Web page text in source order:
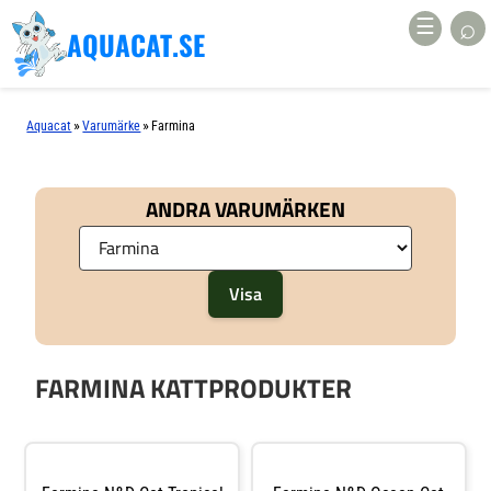
AQUACAT.SE ☰ ⌕
Aquacat »Varumärke » Farmina
ANDRA VARUMÄRKEN
FARMINA KATTPRODUKTER